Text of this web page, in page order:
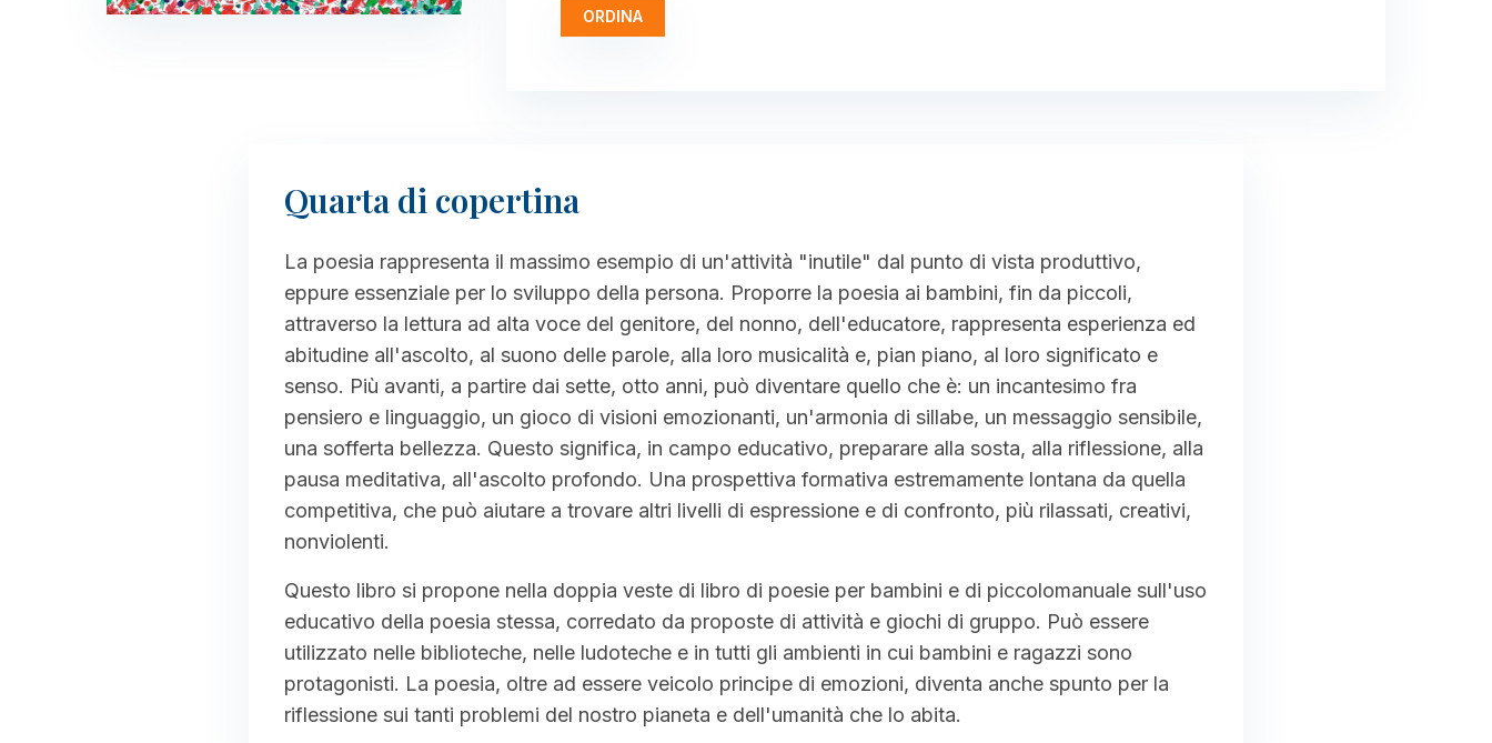
ORDINA
Quarta di copertina
La poesia rappresenta il massimo esempio di un'attività "inutile" dal punto di vista produttivo,
eppure essenziale per lo sviluppo della persona. Proporre la poesia ai bambini, fin da piccoli,
attraverso la lettura ad alta voce del genitore, del nonno, dell'educatore, rappresenta esperienza ed
abitudine all'ascolto, al suono delle parole, alla loro musicalità e, pian piano, al loro significato e
senso. Più avanti, a partire dai sette, otto anni, può diventare quello che è: un incantesimo fra
pensiero e linguaggio, un gioco di visioni emozionanti, un'armonia di sillabe, un messaggio sensibile,
una sofferta bellezza. Questo significa, in campo educativo, preparare alla sosta, alla riflessione, alla
pausa meditativa, all'ascolto profondo. Una prospettiva formativa estremamente lontana da quella
competitiva, che può aiutare a trovare altri livelli di espressione e di confronto, più rilassati, creativi,
nonviolenti.
Questo libro si propone nella doppia veste di libro di poesie per bambini e di piccolomanuale sull'uso
educativo della poesia stessa, corredato da proposte di attività e giochi di gruppo. Può essere
utilizzato nelle biblioteche, nelle ludoteche e in tutti gli ambienti in cui bambini e ragazzi sono
protagonisti. La poesia, oltre ad essere veicolo principe di emozioni, diventa anche spunto per la
riflessione sui tanti problemi del nostro pianeta e dell'umanità che lo abita.